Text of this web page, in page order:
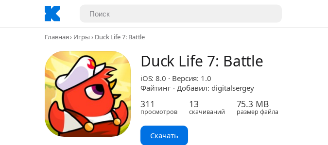
Главная Игры Duck Life 7: Battle
Duck Life 7: Battle
iOS: 8.0 · Версия: 1.0
Файтинг · Добавил: digitalsergey
311
просмотров
13
скачиваний
75.3 MB
размер файла
Скачать